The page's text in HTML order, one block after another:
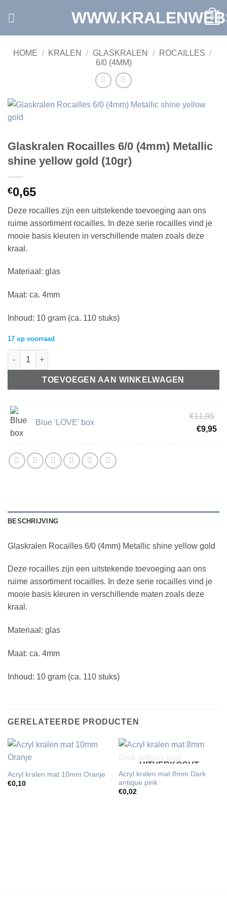
0
HOME / KRALEN / GLASKRALEN / ROCAILLES /
6/0 (4MM)
Glaskralen Rocailles 6/0 (4mm) Metallic
shine yellow gold (10gr)
€0,65
Deze rocailles zijn een uitstekende toevoeging aan ons
ruime assortiment rocailles. In deze serie rocailles vind je
mooie basis kleuren in verschillende maten zoals deze
kraal.
Materiaal: glas
Maat: ca. 4mm
Inhoud: 10 gram (ca. 110 stuks)
17 op voorraad
Glaskralen Rocailles 6/0 (4mm) Metallic shine yellow gold
TOEVOEGEN AAN WINKELWAGEN
Blue 'LOVE' box
€11,95
€9,95
BESCHRIJVING
Glaskralen Rocailles 6/0 (4mm) Metallic shine yellow gold
Deze rocailles zijn een uitstekende toevoeging aan ons
ruime assortiment rocailles. In deze serie rocailles vind je
mooie basis kleuren in verschillende maten zoals deze
kraal.
Materiaal: glas
Maat: ca. 4mm
Inhoud: 10 gram (ca. 110 stuks)
GERELATEERDE PRODUCTEN
Acryl kralen mat 10mm Oranje
€0,10
UITVERKOCHT
Acryl kralen mat 8mm Dark
antique pink
€0,02